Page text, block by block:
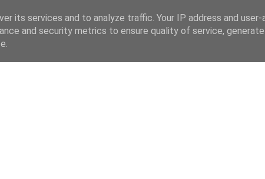
its services and to analyze traffic. Your IP address and user-
and security metrics to ensure quality of service,